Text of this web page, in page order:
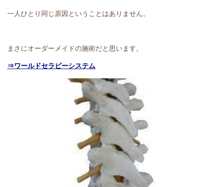
一人ひとり同じ原因ということはありません。
まさにオーダーメイドの施術だと思います。
⇒ワールドセラピーシステム